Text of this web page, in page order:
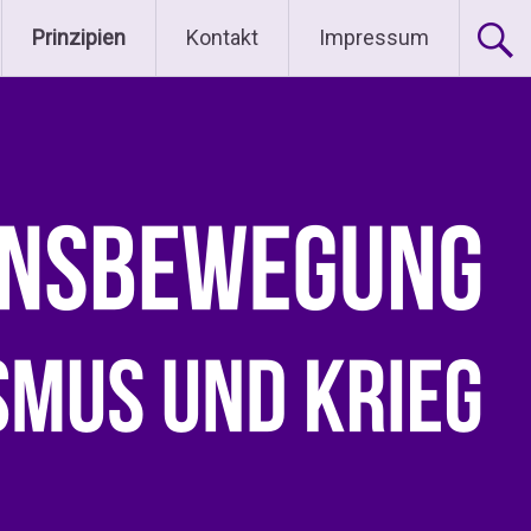
Prinzipien Kontakt Impressum